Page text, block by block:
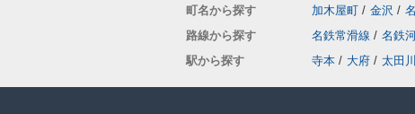
町名から探す
加木屋町 / 金沢 /
路線から探す
名鉄常滑線 / 名鉄
駅から探す
寺本 / 大府 / 太田川